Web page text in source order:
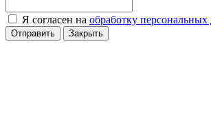
Я согласен на обработку
Отправить Закрыть